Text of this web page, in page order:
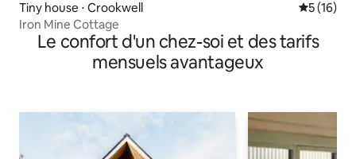
Tiny house ⋅ Crookwell
5 (16)
Iron Mine Cottage
Le confort d'un chez-soi et des tarifs
mensuels avantageux